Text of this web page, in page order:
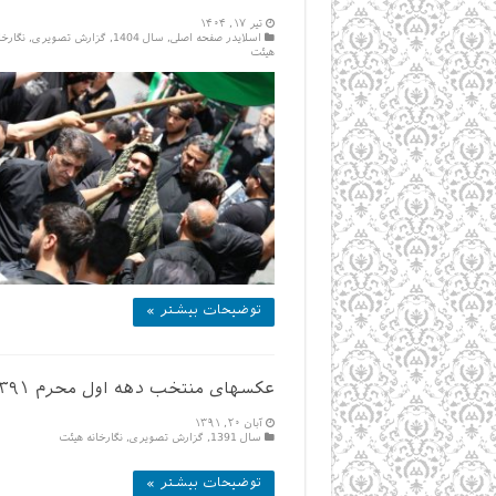
تیر ۱۷, ۱۴۰۴
اسلایدر صفحه اصلی, سال 1404 , گزارش تصویری,
هیئت
توضیحات بیشتر »
عکسهای منتخب دهه اول محرم ۱۳۹۱
آبان ۲۰, ۱۳۹۱
سال 1391
, گزارش تصویری, نگارخانه هیئت
توضیحات بیشتر »